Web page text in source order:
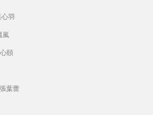
羽
嵐
頤
葉蕾